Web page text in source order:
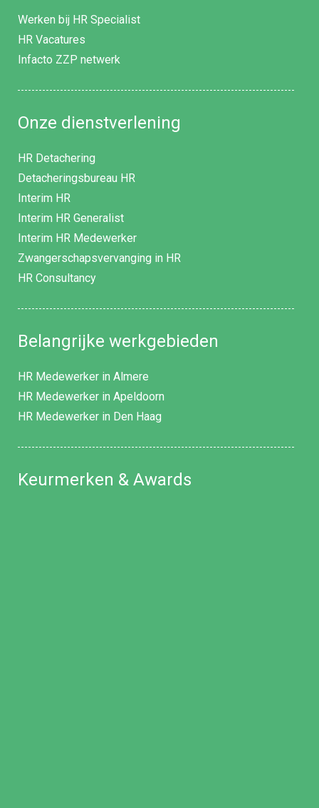
Werken bij HR Specialist
HR Vacatures
Infacto ZZP netwerk
Onze dienstverlening
HR Detachering
Detacheringsbureau HR
Interim HR
Interim HR Generalist
Interim HR Medewerker
Zwangerschapsvervanging in HR
HR Consultancy
Belangrijke werkgebieden
HR Medewerker in Almere
HR Medewerker in Apeldoorn
HR Medewerker in Den Haag
Keurmerken & Awards